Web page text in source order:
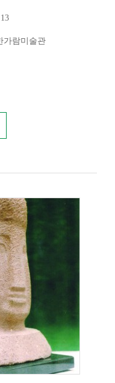
가람미술관